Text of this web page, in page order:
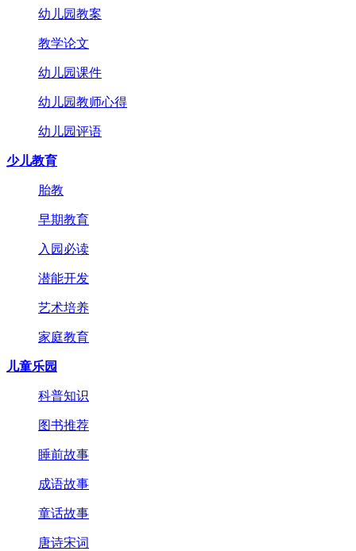
幼儿园教案
教学论文
幼儿园课件
幼儿园教师心得
幼儿园评语
少儿教育
胎教
早期教育
入园必读
潜能开发
艺术培养
家庭教育
儿童乐园
科普知识
图书推荐
睡前故事
成语故事
童话故事
唐诗宋词